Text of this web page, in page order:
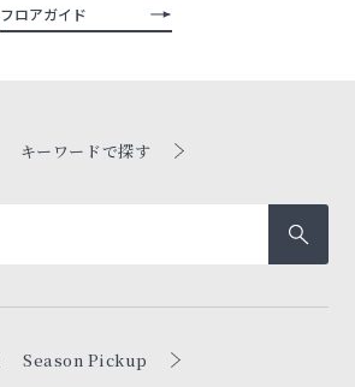
フロアガイド
キーワードで探す
Season Pickup